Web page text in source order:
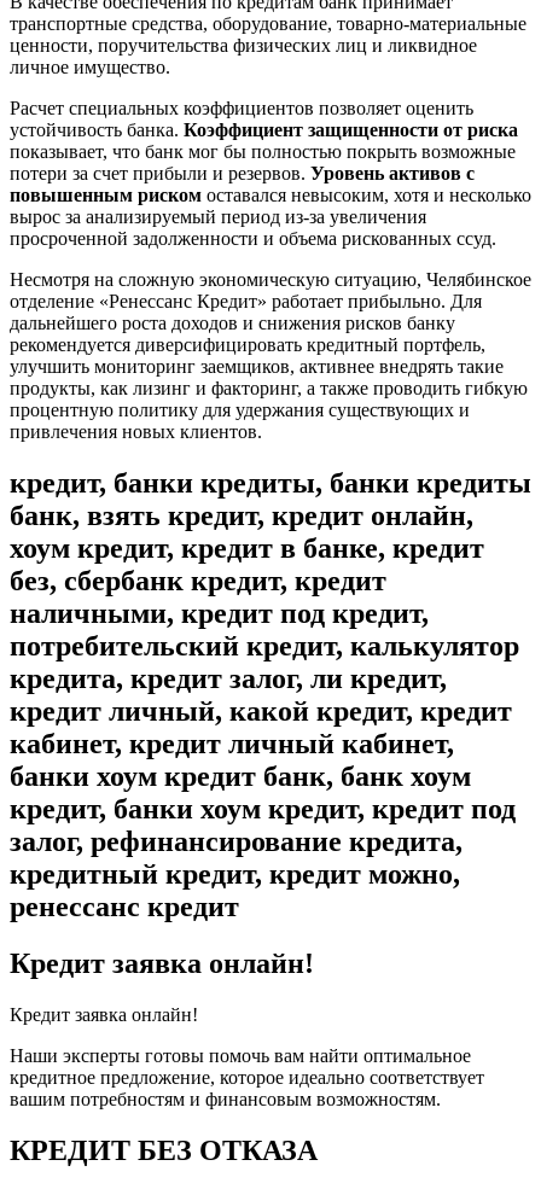
транспортные средства, оборудование, товарно-материальные
ценности, поручительства физических лиц и ликвидное
личное имущество.
Расчет специальных коэффициентов позволяет оценить
устойчивость банка. Коэффициент защищенности от риска
показывает, что банк мог бы полностью покрыть возможные
потери за счет прибыли и резервов. Уровень активов с
повышенным риском оставался невысоким, хотя и несколько
вырос за анализируемый период из-за увеличения
просроченной задолженности и объема рискованных ссуд.
Несмотря на сложную экономическую ситуацию, Челябинское
отделение «Ренессанс Кредит» работает прибыльно. Для
дальнейшего роста доходов и снижения рисков банку
рекомендуется диверсифицировать кредитный портфель,
улучшить мониторинг заемщиков, активнее внедрять такие
продукты, как лизинг и факторинг, а также проводить гибкую
процентную политику для удержания существующих и
привлечения новых клиентов.
кредит, банки кредиты, банки кредиты
банк, взять кредит, кредит онлайн,
хоум кредит, кредит в банке, кредит
без, сбербанк кредит, кредит
наличными, кредит под кредит,
потребительский кредит, калькулятор
кредита, кредит залог, ли кредит,
кредит личный, какой кредит, кредит
кабинет, кредит личный кабинет,
банки хоум кредит банк, банк хоум
кредит, банки хоум кредит, кредит под
залог, рефинансирование кредита,
кредитный кредит, кредит можно,
ренессанс кредит
Кредит заявка онлайн!
Кредит заявка онлайн!
Наши эксперты готовы помочь вам найти оптимальное
кредитное предложение, которое идеально соответствует
вашим потребностям и финансовым возможностям.
КРЕДИТ БЕЗ ОТКАЗА